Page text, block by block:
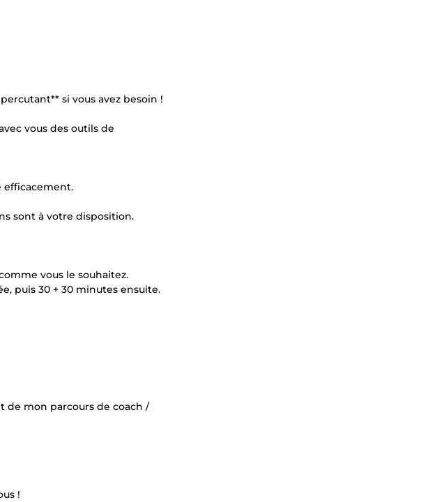
si vous avez besoin !
vous des outils de
efficacement.
sont à votre disposition.
vous le souhaitez.
puis 30 + 30 minutes ensuite.
de mon parcours de coach /
!